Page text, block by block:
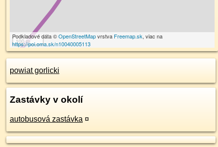
100 m
Podkladové dáta ©OpenStreetMapvrstva Freemap.sk, viac na
https://poi.oma.sk/n10040005113
powiat gorlicki
Zastávky v okolí
autobusová zastávka ¤